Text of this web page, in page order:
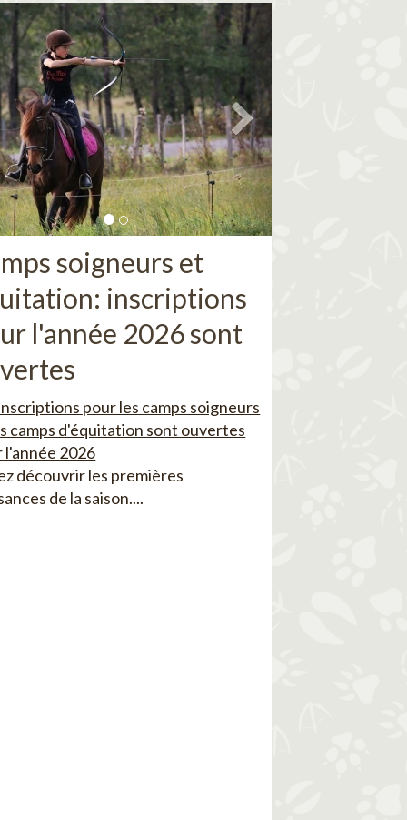
soigneurs et
inscriptions
l'année 2026 sont
pour les camps soigneurs
camps d'équitation sont ouvertes
l'année 2026
découvrir les premières
de la saison....